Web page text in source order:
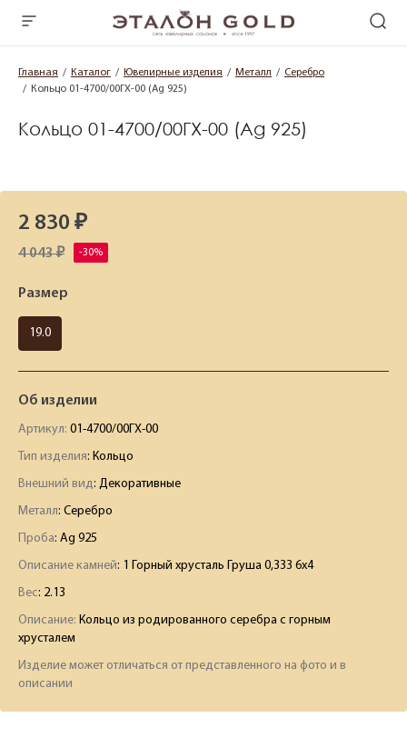
Главная Каталог Ювелирные изделия Металл
Серебро
Кольцо 01-4700/00ГХ-00 (Ag 925)
Кольцо 01-4700/00ГХ-00 (Ag 925)
2 830 ₽
4 043 ₽
Размер
19.0
Об изделии
Артикул: 01-4700/00ГХ-00
Тип изделия: Кольцо
Внешний вид: Декоративные
Металл: Серебро
Проба: Ag 925
Описание камней: 1 Горный хрусталь Груша 0,333 6х4
Вес: 2.13
Описание: Кольцо из родированного серебра с горным
хрусталем
Изделие может отличаться от представленного на фото и в
описании